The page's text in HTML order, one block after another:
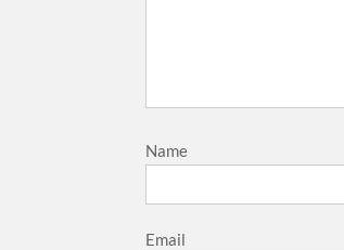
Name
Email